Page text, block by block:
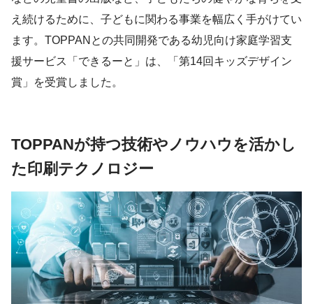
え続けるために、子どもに関わる事業を幅広く手がけてい
ます。TOPPANとの共同開発である幼児向け家庭学習支
援サービス「できるーと」は、「第14回キッズデザイン
賞」を受賞しました。
TOPPANが持つ技術やノウハウを活かし
た印刷テクノロジー